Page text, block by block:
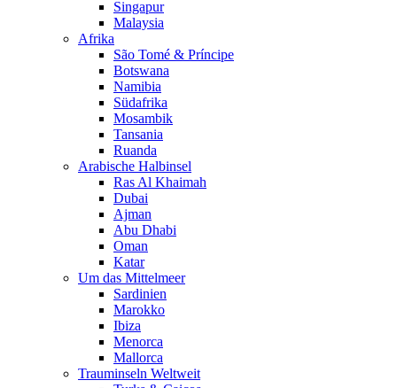
Singapur
Malaysia
Afrika
São Tomé & Príncipe
Botswana
Namibia
Südafrika
Mosambik
Tansania
Ruanda
Arabische Halbinsel
Ras Al Khaimah
Dubai
Ajman
Abu Dhabi
Oman
Katar
Um das Mittelmeer
Sardinien
Marokko
Ibiza
Menorca
Mallorca
Trauminseln Weltweit